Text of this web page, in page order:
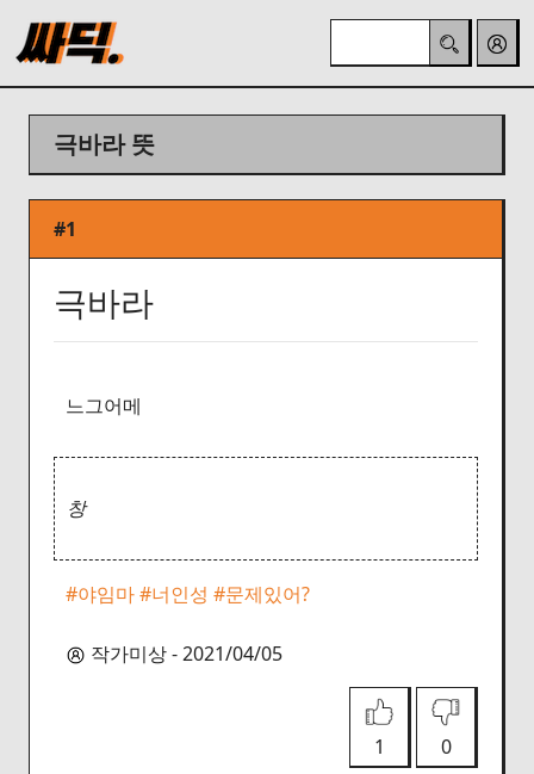
극바라 뜻
#1
극바라
느그어메
창
#야임마#너인성 #문제있어?
작가미상 - 2021/04/05
1 0